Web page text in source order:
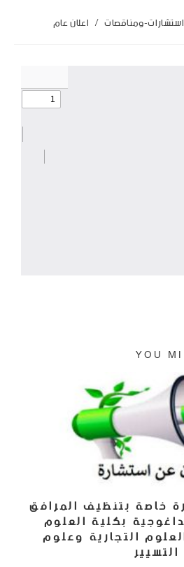
استشارات-ومناقصات / اعلان عام
YOU
خاصة بتنظيف المرافق
بكلية العلوم
التجارية وعلوم
التسيير